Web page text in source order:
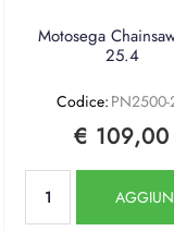
Motosega
25.4
Codice: PN2500-
€ 109,00